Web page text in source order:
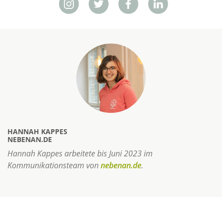
HANNAH KAPPES
NEBENAN.DE
Hannah Kappes arbeitete bis Juni 2023 im
Kommunikationsteam vonnebenan.de.